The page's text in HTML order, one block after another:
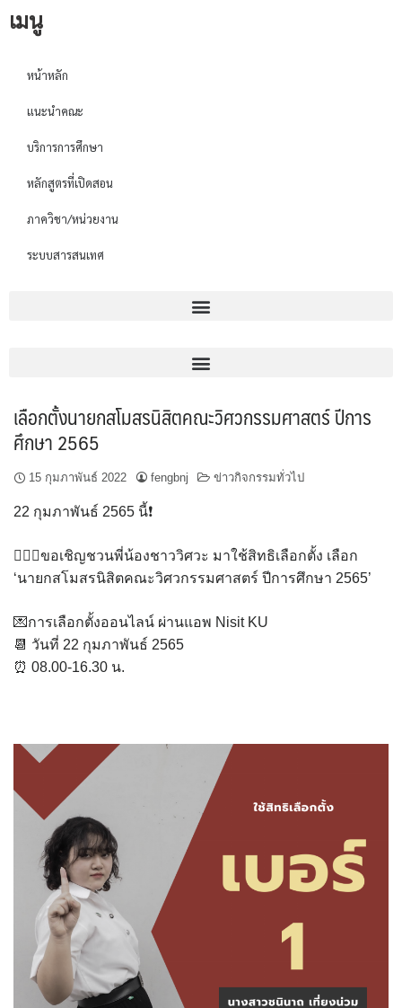
เมนู
หน้าหลัก
แนะนำคณะ
บริการการศึกษา
หลักสูตรที่เปิดสอน
ภาควิชา/หน่วยงาน
ระบบสารสนเทศ
เลือกตั้งนายกสโมสรนิสิตคณะวิศวกรรมศาสตร์ ปีการ
ศึกษา 2565
15 กุมภาพันธ์ 2022 fengbnj ข่าวกิจกรรมทั่วไป
22 กุมภาพันธ์ 2565 นี้❗️
👷🏻‍♂️ขอเชิญชวนพี่น้องชาววิศวะ มาใช้สิทธิเลือกตั้ง เลือก
‘นายกสโมสรนิสิตคณะวิศวกรรมศาสตร์ ปีการศึกษา 2565’
💌การเลือกตั้งออนไลน์ ผ่านแอพ Nisit KU
📆 วันที่ 22 กุมภาพันธ์ 2565
⏰ 08.00-16.30 น.